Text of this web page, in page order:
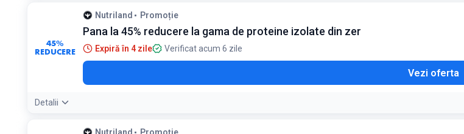
Valabil doar pentru produsele Mars proteine
45%
REDUCERE
Nutriland Promoție
Pana la 45% reducere la gama de proteine izolate din zer
Expiră în 4 zile Verificat acum 6 zile
Vezi oferta
Detalii